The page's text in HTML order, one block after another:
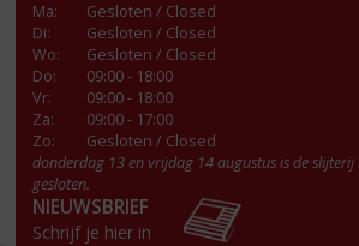
Ma:
Gesloten / Closed
Di:
Gesloten / Closed
Wo:
Gesloten / Closed
Do:
09:00 - 18:00
Vr:
09:00 - 18:00
Za:
09:00 - 17:00
Zo:
Gesloten / Closed
donderdag 13 en vrijdag 14 augustus is de
gesloten.
NIEUWSBRIEF
Schrijf je hier in